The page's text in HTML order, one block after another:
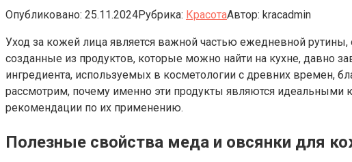
Опубликовано: 25.11.2024Рубрика: КрасотаАвтор: kracadmin
Уход за кожей лица является важной частью ежедневной
созданные из продуктов, которые можно найти на кухне, давно
ингредиента, используемых в косметологии с древних времен,
рассмотрим, почему именно эти продукты являются
рекомендации по их применению.
Полезные свойства меда и овсянки для